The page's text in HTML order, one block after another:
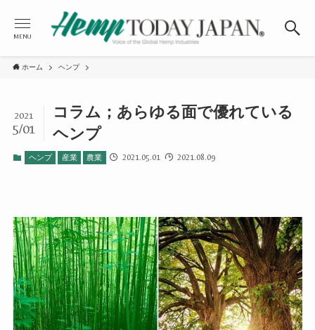
MENU
ホーム ヘンプ
コラム；あらゆる面で優れている
ヘンプ
2021
5/01
ヘンプ 産業 農業 2021.05.01 2021.08.09